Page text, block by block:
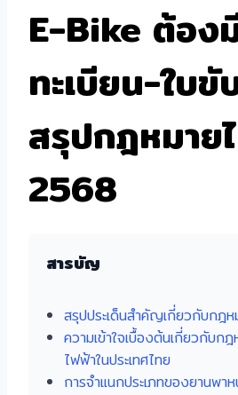
E-Bike ต้อง
ทะเบียน-ใบขั
สรุปกฎหมาย
2568
สารบัญ
สรุปประเด็นสำคัญเกี่ยวกับกฎ
ความเข้าใจเบื้องต้นเกี่ยวกับก
ไฟฟ้าในประเทศไทย
การจำแนกประเภทของยานพา